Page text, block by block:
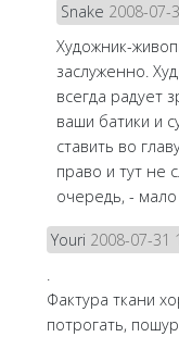
Snake 2008-07-
Художник-
заслуженно.
всегда радует
ваши батики и
ставить во
право и тут не
очередь, - мало
Youri 2008-07-31
.
Фактура ткани
потрогать,